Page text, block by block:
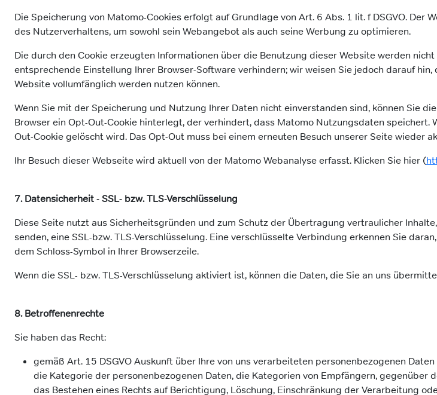
Die Speicherung von Matomo-Cookies erfolgt auf Grundlage von Art. 6 Abs. 1 lit. f DSGVO.
des Nutzerverhaltens, um sowohl sein Webangebot als auch seine Werbung zu optimieren.
Die durch den Cookie erzeugten Informationen über die Benutzung dieser Website werden
entsprechende Einstellung Ihrer Browser-Software verhindern; wir weisen Sie jedoch darauf
Website vollumfänglich werden nutzen können.
Wenn Sie mit der Speicherung und Nutzung Ihrer Daten nicht einverstanden sind, können Sie
Browser ein Opt-Out-Cookie hinterlegt, der verhindert, dass Matomo Nutzungsdaten speichert.
Out-Cookie gelöscht wird. Das Opt-Out muss bei einem erneuten Besuch unserer Seite wieder
Ihr Besuch dieser Webseite wird aktuell von der Matomo Webanalyse erfasst. Klicken Sie hier (
7. Datensicherheit - SSL- bzw. TLS-Verschlüsselung
Diese Seite nutzt aus Sicherheitsgründen und zum Schutz der Übertragung vertraulicher
senden, eine SSL-bzw. TLS-Verschlüsselung. Eine verschlüsselte Verbindung erkennen Sie
dem Schloss-Symbol in Ihrer Browserzeile.
Wenn die SSL- bzw. TLS-Verschlüsselung aktiviert ist, können die Daten, die Sie an uns
8. Betroffenenrechte
Sie haben das Recht:
gemäß Art. 15 DSGVO Auskunft über Ihre von uns verarbeiteten personenbezogenen
die Kategorie der personenbezogenen Daten, die Kategorien von Empfängern,
das Bestehen eines Rechts auf Berichtigung, Löschung, Einschränkung der Verarbeitung